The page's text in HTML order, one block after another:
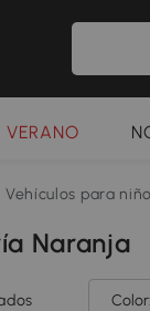
VERANO
Vehículos para
Naranja